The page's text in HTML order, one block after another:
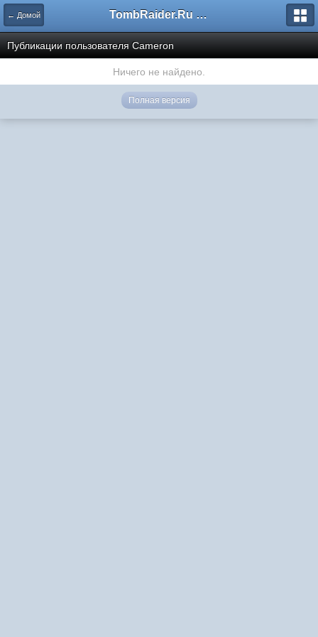
← Домой TombRaider.Ru - Форумы
Публикации пользователя Cameron
Ничего не найдено.
Полная версия